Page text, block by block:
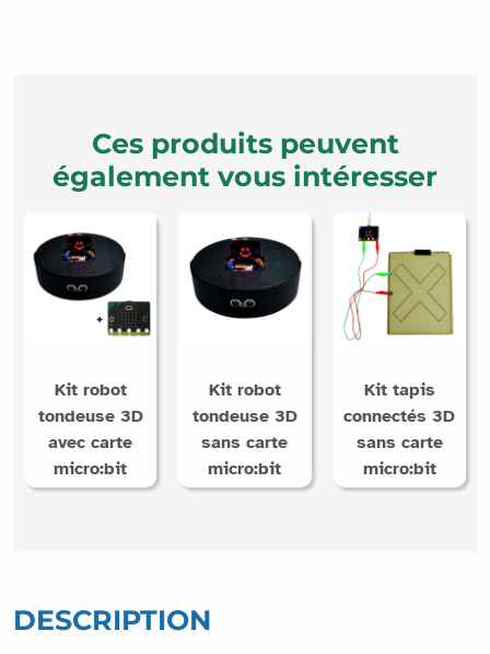
Ces produits peuvent
également vous intéresser
Kit robot
tondeuse 3D
avec carte
micro:bit
Kit robot
tondeuse 3D
sans carte
micro:bit
Kit tapis
connectés 3D
sans carte
micro:bit
DESCRIPTION